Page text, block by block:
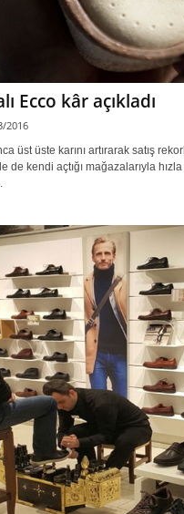
Ecco kâr açıkladı
2016
üst üste karını artırarak satış
de kendi açtığı mağazalarıyla